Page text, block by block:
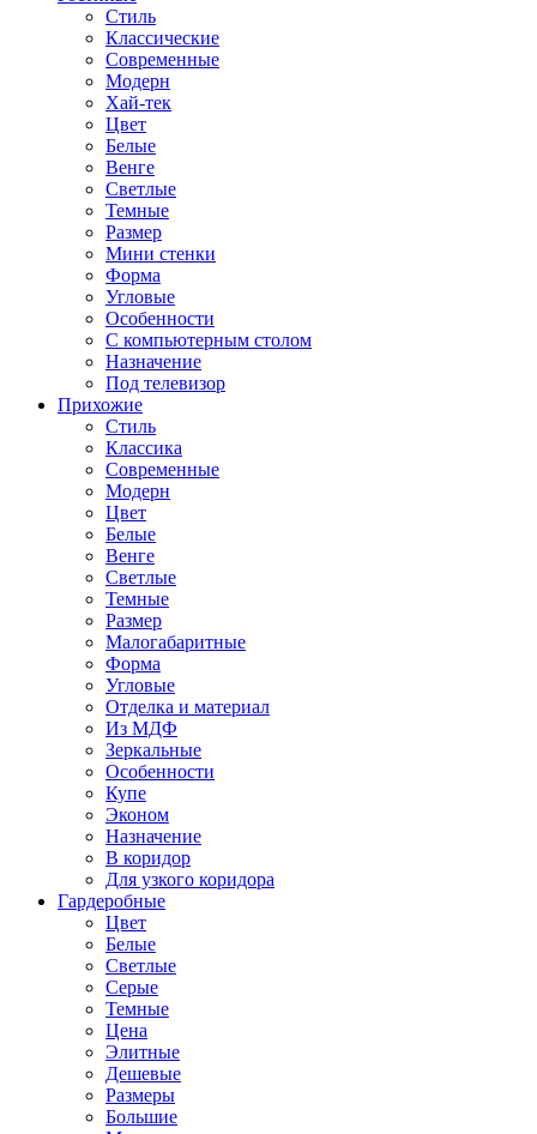
Стиль
Классические
Современные
Модерн
Хай-тек
Цвет
Белые
Венге
Светлые
Темные
Размер
Мини стенки
Форма
Угловые
Особенности
С компьютерным столом
Назначение
Под телевизор
Прихожие
Стиль
Классика
Современные
Модерн
Цвет
Белые
Венге
Светлые
Темные
Размер
Малогабаритные
Форма
Угловые
Отделка и материал
Из МДФ
Зеркальные
Особенности
Купе
Эконом
Назначение
В коридор
Для узкого коридора
Гардеробные
Цвет
Белые
Светлые
Серые
Темные
Цена
Элитные
Дешевые
Размеры
Большие